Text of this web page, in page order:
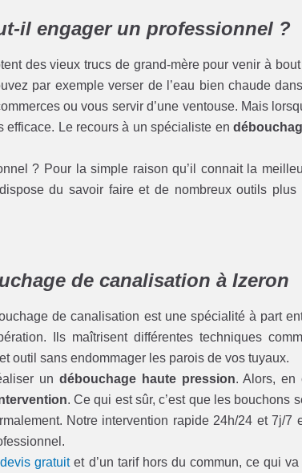
il engager un professionnel ?
des vieux trucs de grand-mère pour venir à
par exemple verser de l’eau bien chaude
ou vous servir d’une ventouse. Mais
efficace. Le recours à un spécialiste en
? Pour la simple raison qu’il connait la
du savoir faire et de nombreux outils
de canalisation à Izeron
de canalisation est une spécialité à part
Ils maîtrisent différentes techniques
outil sans endommager les parois de vos tuyaux.
un débouchage haute pression. Alors, en
. Ce qui est sûr, c’est que les bouchons
Notre intervention rapide 24h/24 et 7j/7
devis gratuitet d’un tarif hors du commun, ce qui